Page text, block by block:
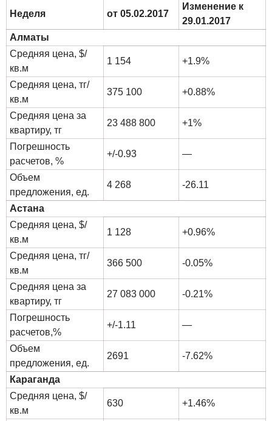
Неделя от 05.02.2017
Изменение к
29.01.2017
Алматы
Средняя цена, $/
кв.м
1 154 +1.9%
Средняя цена, тг/
кв.м
375 100 +0.88%
Средняя цена за
квартиру, тг
23 488 800 +1%
Погрешность
расчетов, %
+/-0.93 —
Объем
предложения, ед.
4 268 -26.11
Астана
Средняя цена, $/
кв.м
1 128 +0.96%
Средняя цена, тг/
кв.м
366 500 -0.05%
Средняя цена за
квартиру, тг
27 083 000 -0.21%
Погрешность
расчетов,%
+/-1.11 —
Объем
предложения, ед.
2691 -7.62%
Караганда
Средняя цена, $/
кв.м
630 +1.46%